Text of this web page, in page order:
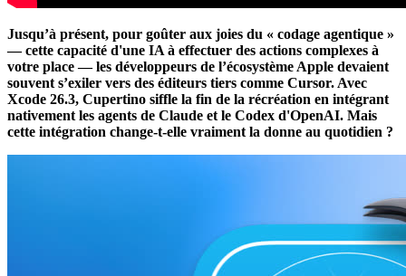
Jusqu’à présent, pour goûter aux joies du « codage agentique »
— cette capacité d'une IA à effectuer des actions complexes à
votre place — les développeurs de l’écosystème Apple devaient
souvent s’exiler vers des éditeurs tiers comme Cursor. Avec
Xcode 26.3, Cupertino siffle la fin de la récréation en intégrant
nativement les agents de Claude et le Codex d'OpenAI. Mais
cette intégration change-t-elle vraiment la donne au quotidien ?